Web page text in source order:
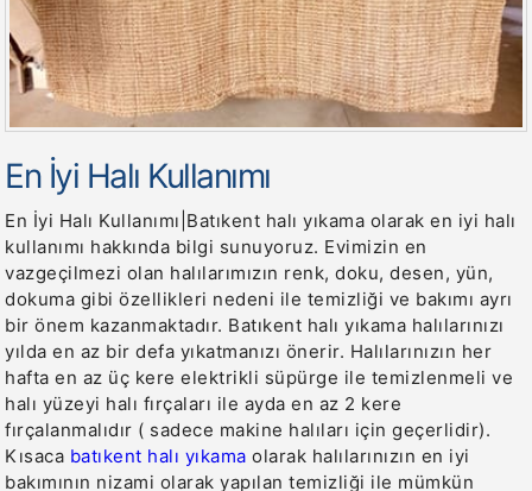
En İyi Halı Kullanımı
En İyi Halı Kullanımı|Batıkent halı yıkama olarak en iyi halı
kullanımı hakkında bilgi sunuyoruz. Evimizin en
vazgeçilmezi olan halılarımızın renk, doku, desen, yün,
dokuma gibi özellikleri nedeni ile temizliği ve bakımı ayrı
bir önem kazanmaktadır. Batıkent halı yıkama halılarınızı
yılda en az bir defa yıkatmanızı önerir. Halılarınızın her
hafta en az üç kere elektrikli süpürge ile temizlenmeli ve
halı yüzeyi halı fırçaları ile ayda en az 2 kere
fırçalanmalıdır ( sadece makine halıları için geçerlidir).
Kısaca batıkent halı yıkama olarak halılarınızın en iyi
bakımının nizami olarak yapılan temizliği ile mümkün